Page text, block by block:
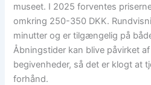
museet. I 2025 forventes
omkring 250-350 DKK.
minutter og er tilgængelig på
Åbningstider kan blive påvirket
begivenheder, så det er klogt at
forhånd.